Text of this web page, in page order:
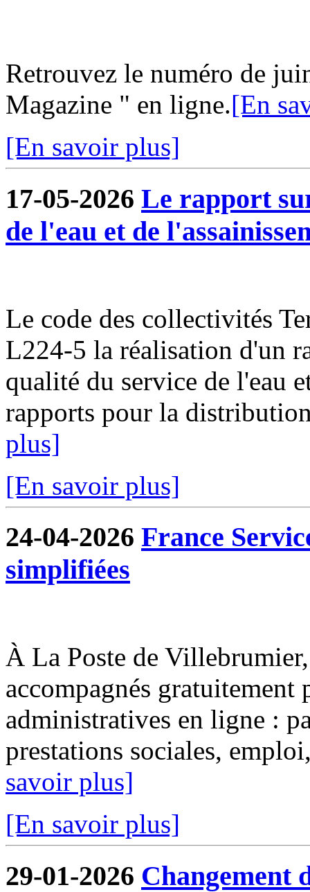
Retrouvez le numéro de
Magazine " en ligne.[En
[En savoir plus]
17-05-2026 Le rapport
de l'eau et de
Le code des collectivités
L224-5 la réalisation d'un
qualité du service de l'eau
rapports pour la
plus]
[En savoir plus]
24-04-2026 France
simplifiées
À La Poste de
accompagnés gratuitement
administratives en ligne :
prestations sociales,
savoir plus]
[En savoir plus]
29-01-2026 Changement